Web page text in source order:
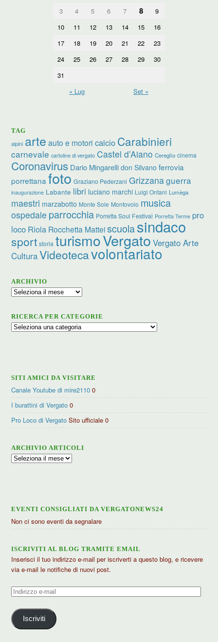
3
4 5 6 7 8
9
10
11 12 13 14 15
16
17
18 19 20 21 22
23
24
25 26 27 28 29
30
31
« Lug
Set »
TAG
alpini arte auto e motori calcio Carabinieri
carnevale cartoline di vergato Castel d’Aiano Cereglio cinema
Coronavirus Dario Mingarelli don Silvano ferrovia
porrettana foto Graziano Pederzani Grizzanaguerra
inaugurazione Labante libri luciano marchi Luigi Ontani Lumèga
maestri marzabotto Monte Sole Montovolo musica
ospedale parrocchia Porretta Soul Festival Porretta Terme pro
loco Riola Rocchetta Matteiscuolasindaco
sport storia turismoVergato Vergato Arte
CulturaVideotecavolontariato
ARCHIVIO
Archivio
RICERCA PER CATEGORIE
Ricerca
SITI AMICI DA VISITARE
Canale Youtube di mire2110 0
I burattini di Vergato 0
Pro Loco di Vergato Sito ufficiale 0
ARCHIVIO ARTICOLI
Archivio
EVENTI CONSIGLIATI DA VERGATONEWS24
Non ci sono eventi da segnalare
ISCRIVITI AL BLOG TRAMITE EMAIL
Inserisci il tuo indirizzo e-mail per iscriverti a questo blog, e ricevere
via e-mail le notifiche di nuovi post.
Indirizzo
mail
Iscriviti